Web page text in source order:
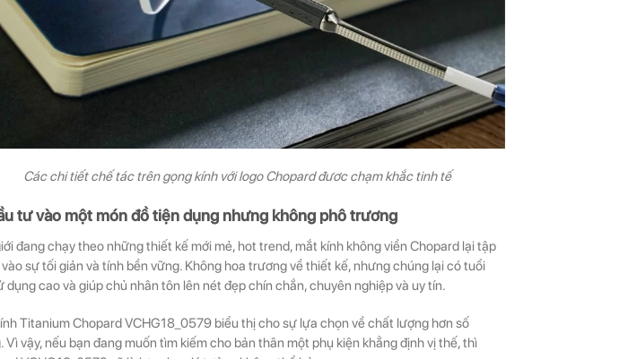
Các chi tiết chế tác trên gọng kính với logo Chopard đươc chạm khắc tinh tế
tư vào một món đồ tiện dụng nhưng không phô trương
đang chạy theo những thiết kế mới mẻ, hot trend, mắt kính không viền Chopard lại tập
sự tối giản và tính bền vững. Không hoa trương về thiết kế, nhưng chúng lại có tuổi
dụng cao và giúp chủ nhân tôn lên nét đẹp chín chắn, chuyên nghiệp và uy tín.
Titanium Chopard VCHG18_0579 biểu thị cho sự lựa chọn về chất lượng hơn số
Vì vậy, nếu bạn đang muốn tìm kiếm cho bản thân một phụ kiện khẳng định vị thế, thì